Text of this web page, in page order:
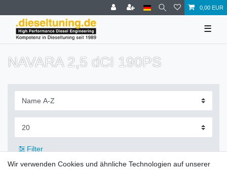
0,00 EUR
☰
NAVARA 2,5 dCI 190PS
Filter
Wir verwenden Cookies und ähnliche Technologien auf unserer